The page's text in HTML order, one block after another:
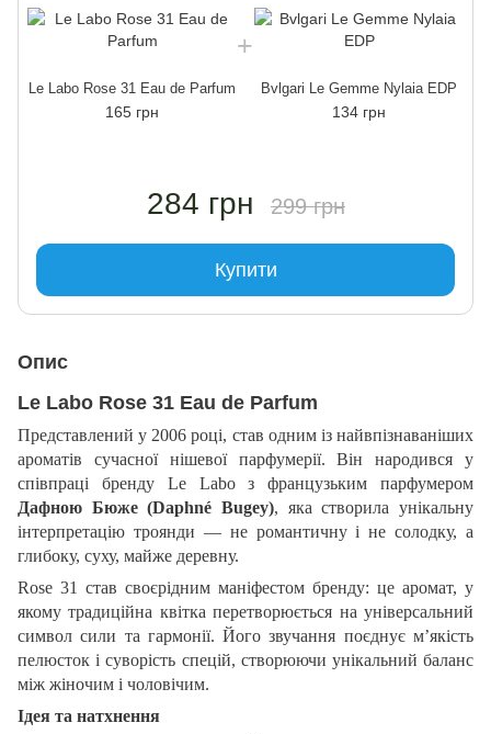
Le Labo Rose 31 Eau de Parfum
165 грн
Bvlgari Le Gemme Nylaia EDP
134 грн
284 грн 299 грн
Купити
Опис
Le Labo Rose 31 Eau de Parfum
Представлений у 2006 році, став одним із найвпізнаваніших
ароматів сучасної нішевої парфумерії. Він народився у
співпраці бренду Le Labo з французьким парфумером
Дафною Бюже (Daphné Bugey), яка створила унікальну
інтерпретацію троянди — не романтичну і не солодку, а
глибоку, суху, майже деревну.
Rose 31 став своєрідним маніфестом бренду: це аромат, у
якому традиційна квітка перетворюється на універсальний
символ сили та гармонії. Його звучання поєднує м’якість
пелюсток і суворість спецій, створюючи унікальний баланс
між жіночим і чоловічим.
Ідея та натхнення